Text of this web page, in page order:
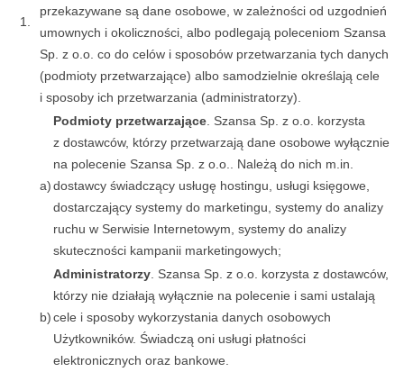
1.
przekazywane są dane osobowe, w zależności od uzgodnień
umownych i okoliczności, albo podlegają poleceniom Szansa
Sp. z o.o. co do celów i sposobów przetwarzania tych danych
(podmioty przetwarzające) albo samodzielnie określają cele
i sposoby ich przetwarzania (administratorzy).
a)
Podmioty przetwarzające . Szansa Sp. z o.o. korzysta
z dostawców, którzy przetwarzają dane osobowe wyłącznie
na polecenie Szansa Sp. z o.o.. Należą do nich m.in.
dostawcy świadczący usługę hostingu, usługi księgowe,
dostarczający systemy do marketingu, systemy do analizy
ruchu w Serwisie Internetowym, systemy do analizy
skuteczności kampanii marketingowych;
b)
Administratorzy . Szansa Sp. z o.o. korzysta z dostawców,
którzy nie działają wyłącznie na polecenie i sami ustalają
cele i sposoby wykorzystania danych osobowych
Użytkowników. Świadczą oni usługi płatności
elektronicznych oraz bankowe.